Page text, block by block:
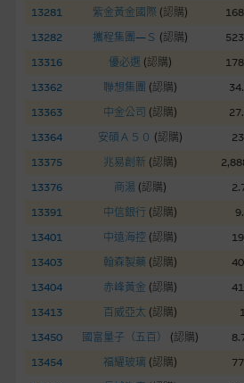
13281
紫金黃金國際 (認購)
13282
攜程集團—Ｓ (認購)
13316
優必選 (認購)
13362
聯想集團 (認購)
13363
中金公司 (認購)
13364
安碩Ａ５０ (認購)
13375
兆易創新 (認購)
13376
商湯 (認購)
13391
中信銀行 (認購)
13401
中遠海控 (認購)
13403
翰森製藥 (認購)
13404
赤峰黃金 (認購)
13413
百威亞太 (認購)
13450
國富量子（五百） (認購)
13454
福耀玻璃 (認購)
股份有限公司可能是唯一報價方。閣下
www.warrants.com.hk 之上市文件以
自行評估箇中風險。如有需要，請徵詢
損失全部投資；而(ii)R類牛熊證之剩餘價
網站連結
本網站或載有連接非由麥格理集團管理的
純為方便閣下取得更多關於市場上相關
理集團對此等網站的內容及所介紹的產
適，不作任何聲明。麥格理集團建議閣
接的第三者查詢。此外，載有第三者網
三者推介本網站。
本網站雖連接第三者管理的網站，但麥
權。